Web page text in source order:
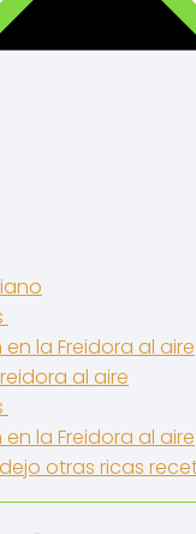
la Freidora al aire
al aire
la Freidora al aire
otras ricas